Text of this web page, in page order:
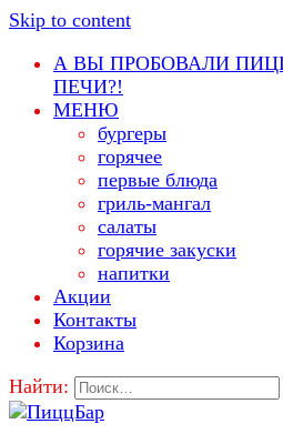
Skip to content
А ВЫ ПРОБОВАЛИ
ПЕЧИ?!
МЕНЮ
бургеры
горячее
первые блюда
гриль-мангал
салаты
горячие закуски
напитки
Акции
Контакты
Корзина
Найти: